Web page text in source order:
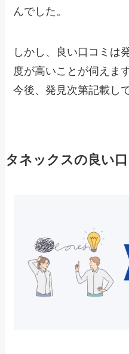
んでした。
しかし、良い口コミは
度が高いことが伺えま
今後、発見次第記載し
タネックスの良い